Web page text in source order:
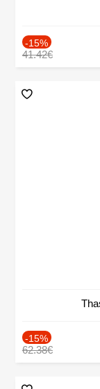
-15%
41.42€
-15%
62.38€